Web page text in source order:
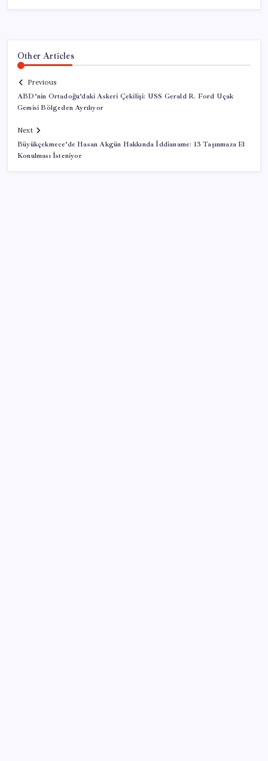
Other Articles
Previous
ABD’nin Ortadoğu’daki Askeri Çekilişi: USS Gerald R. Ford Uçak
Gemisi Bölgeden Ayrılıyor
Next
Büyükçekmece’de Hasan Akgün Hakkında İddianame: 13 Taşınmaza El
Konulması İsteniyor